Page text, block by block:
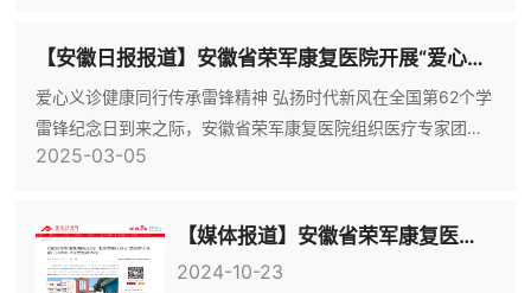
团治团的重要指示精神、习近平总书记五四寄语精神、《中国
共产主义青年团章程》《中国共产主义青年团纪律处分条例
（试行）》进行了集体
【安徽日报报道】安徽省荣军康复医院开展“爱心义诊 健康同行”学雷锋主题活动
爱心义诊健康同行传承雷锋精神 弘扬时代新风在全国第62个学
雷锋纪念日到来之际，安徽省荣军康复医院组织医疗专家团队
前往桐城文昌广场开展“爱心义诊 健康同行”学雷锋主题活动，
神。“前段时间刚找你做的手术，正准备去找你复查，正好你帮
我看下恢复情况怎么样”“我的牙齿一直疼，牙龈也肿，您帮我
看看”“您这肿块有点大，这种情况建议手术治疗”......义诊现场
2025-03-05
【媒体报道】安徽省荣军康复医院赴池州市开展医疗巡诊 退役军人在家门口就可以享受免费体检
2024-10-23